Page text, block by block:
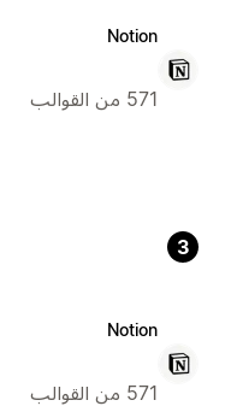
Notion
571 من القوالب
3
Notion
571 من القوالب